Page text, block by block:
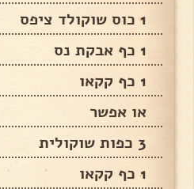
1 כוס שוקולד ציפס
1 כף אבקת נס
1 כף קקאו
או אפשר
3 כפות שוקולית
1 כף קקאו